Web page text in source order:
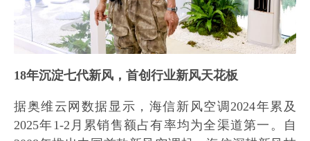
18年沉淀七代新风，首创行业新风天花板
据奥维云网数据显示，海信新风空调2024年累及
2025年1-2月累销售额占有率均为全渠道第一。自